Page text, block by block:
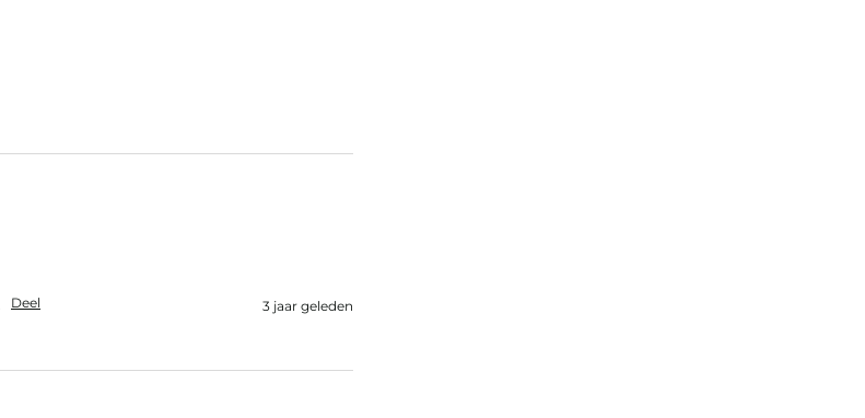
Deel 3 jaar geleden